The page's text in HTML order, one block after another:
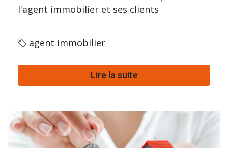
l'agent immobilier et ses clients
agent immobilier
Lire la suite